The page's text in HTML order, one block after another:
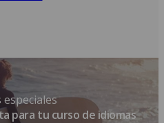
para tu curso de idiomas